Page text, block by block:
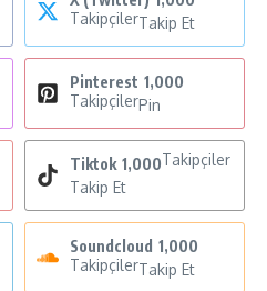
TakipçilerTakip Et
Pinterest 1,000
TakipçilerPin
Tiktok 1,000Takipçiler
Takip Et
Soundcloud 1,000
TakipçilerTakip Et